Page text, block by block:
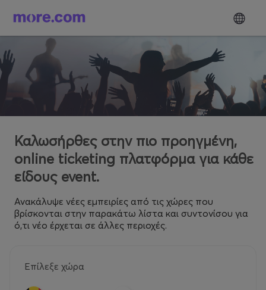
Καλωσήρθες στην πιο προηγμένη,
online ticketing πλατφόρμα για κάθε
είδους event.
Ανακάλυψε νέες εμπειρίες από τις χώρες που
βρίσκονται στην παρακάτω λίστα και συντονίσου για
ό,τι νέο έρχεται σε άλλες περιοχές.
Επίλεξε χώρα